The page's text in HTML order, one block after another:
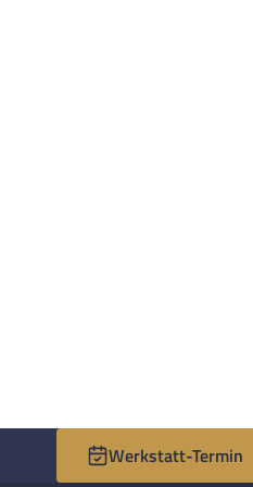
Werkstatt-Termin